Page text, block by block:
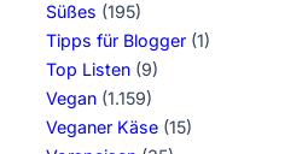
Süßes (195)
Tipps für Blogger (1)
Top Listen (9)
Vegan (1.159)
Veganer Käse (15)